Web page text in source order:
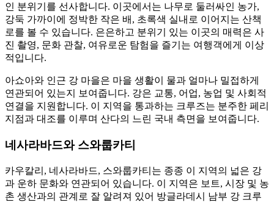
인 분위기를 선사합니다. 이곳에서는 나무로 둘러싸인 농가,
강둑 가까이에 정박한 작은 배, 초록색 실내로 이어지는 산책
로를 볼 수 있습니다. 은은하고 분위기 있는 이곳의 매력은 사
진 촬영, 문화 관찰, 여유로운 탐험을 즐기는 여행객에게 이상
적입니다.
아쇼아와 인근 강 마을은 마을 생활이 물과 얼마나 밀접하게
연관되어 있는지 보여줍니다. 강은 교통, 어업, 농업 및 사회적
연결을 지원합니다. 이 지역을 통과하는 크루즈는 분주한 페리
지점과 대조를 이루며 산다의 느린 국내 측면을 보여줍니다.
네사라바드와 스와룹카티
카우칼리, 네사라바드, 스와룹카티는 종종 이 지역의 넓은 강
과 운하 문화와 연관되어 있습니다. 이 지역은 보트, 시장 및 농
촌 생산과의 관계로 잘 알려져 있어 방글라데시 남부 강 크루